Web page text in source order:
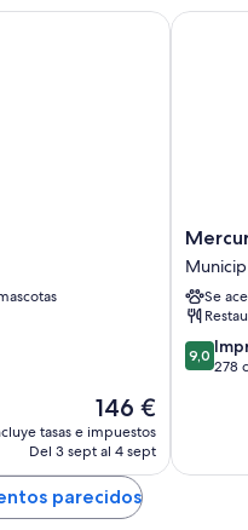
El
precio
actual
de
146 €
146 €
tasas e impuestos
Del 3 sept al 4 sept
Mercure
Roma
VII
Se
9.0
sobre
9,0
278
parecidos